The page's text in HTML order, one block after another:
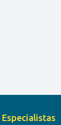
Especialistas